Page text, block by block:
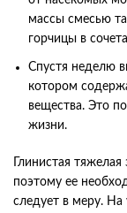
массы смесью
горчицы в
Спустя неделю
котором
вещества. Это
жизни.
Глинистая
поэтому ее
следует в меру. На